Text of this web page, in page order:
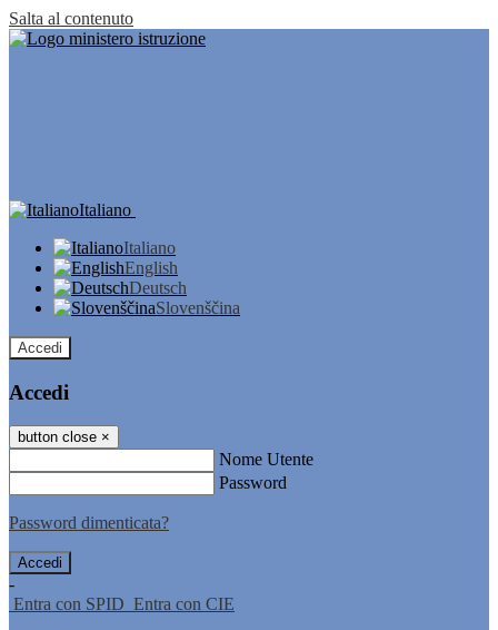
Salta al contenuto
Italiano
Italiano
English
Deutsch
Slovenščina
Accedi
Accedi
button close ×
Nome Utente
Password
Password dimenticata?
-
Entra con SPID Entra con CIE